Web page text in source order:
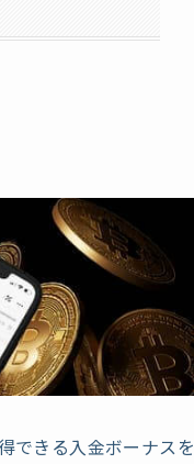
できる入金ボーナスを